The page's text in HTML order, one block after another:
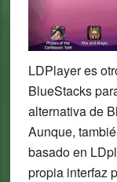
LDPlayer es
BlueStacks
alternativa de
Aunque,
basado en
propia interfaz